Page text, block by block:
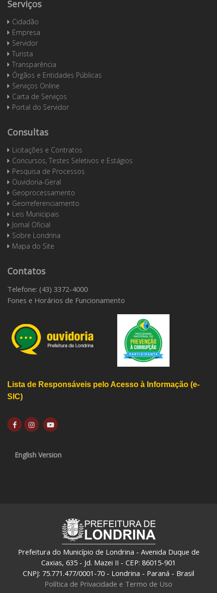
Serviços
Cidadão
Empresa
Servidor
Turista
Transparência
Órgãos e Entidades Públicas
Serviços Online
Carta de Serviços
Portal do Servidor
Consultas
Licitações e Contratos
Concursos, Testes Seletivos e Estágios
Pesquisa de Processos
Ouvidoria-Geral
Geoprocessamento
Georreferenciamento
Leis Municipais
Jornal Oficial
Sobre Londrina
Mapa do Site
Contatos
Telefone: (43) 3372-4000
Fones e Horários de Funcionamento
Lista de Responsáveis pelo Acesso à Informação (e-
SIC)
English Version
Prefeitura do Município de Londrina - Avenida Duque de
Caxias, 635 - Jd. Mazei II - CEP: 86015-901
CNPJ: 75.771.477/0001-70 - Londrina - Paraná - Brasil
Política de Privacidade e Termo de Uso